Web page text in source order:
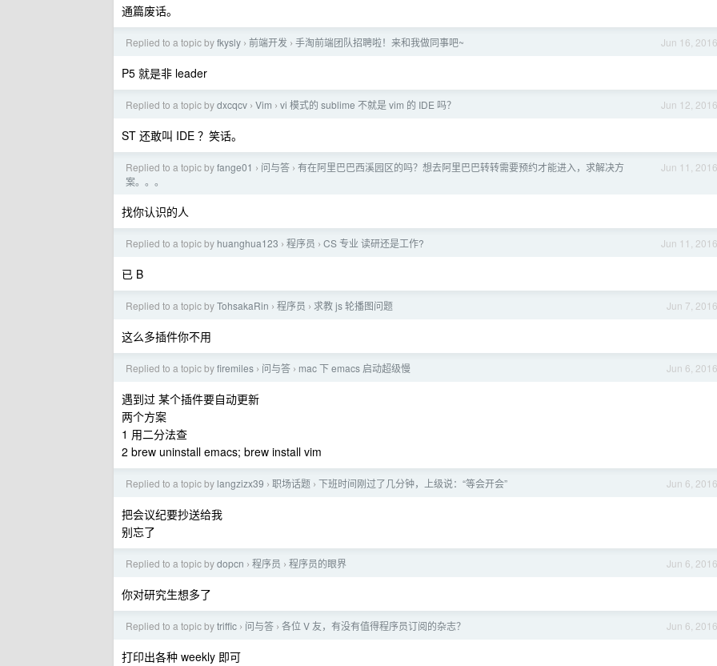
通篇废话。
Jun 16, 2016
Replied to a topic byfkysly › 前端开发 › 手淘前端团队招聘啦！来和我做同事吧~
P5 就是非 leader
Jun 12, 2016
Replied to a topic bydxcqcv › Vim › vi 模式的 sublime 不就是 vim 的 IDE 吗？
ST 还敢叫 IDE ？笑话。
Jun 11, 2016
Replied to a topic byfange01 › 问与答 › 有在阿里巴巴西溪园区的吗？想去阿里巴巴转转需要预约才能进入，求解决方
案。。。
找你认识的人
Jun 11, 2016
Replied to a topic by huanghua123 › 程序员 › CS 专业 读研还是工作?
已 B
Jun 7, 2016
Replied to a topic byTohsakaRin › 程序员 › 求教 js 轮播图问题
这么多插件你不用
Jun 6, 2016
Replied to a topic byfiremiles › 问与答 › mac 下 emacs 启动超级慢
遇到过 某个插件要自动更新
两个方案
1 用二分法查
2 brew uninstall emacs; brew install vim
Jun 6, 2016
Replied to a topic by langzizx39 › 职场话题 › 下班时间刚过了几分钟，上级说：“等会开会”
把会议纪要抄送给我
别忘了
Jun 6, 2016
Replied to a topic bydopcn › 程序员 › 程序员的眼界
你对研究生想多了
Jun 6, 2016
Replied to a topic bytriffic › 问与答 › 各位 V 友，有没有值得程序员订阅的杂志？
打印出各种 weekly 即可